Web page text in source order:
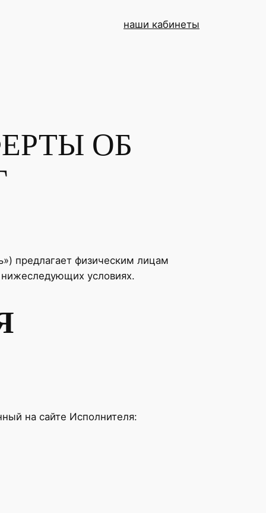
наши кабинеты
ОБ
предлагает физическим лицам
нижеследующих условиях.
на сайте Исполнителя: